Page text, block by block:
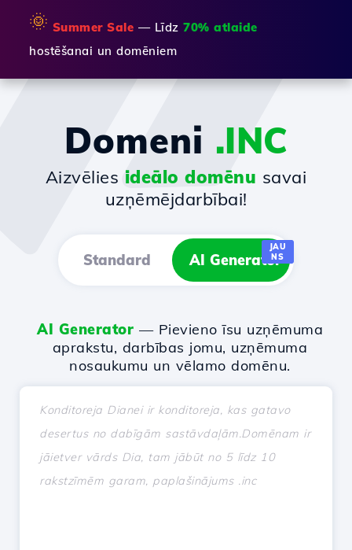
🌞 Summer Sale — Līdz 70% atlaide
hostēšanai un domēniem
Domeni .INC
Aizvēlies ideālo domēnu savai
uzņēmējdarbībai!
Standard AI Generator
JAU
NS
AI Generator — Pievieno īsu uzņēmuma
aprakstu, darbības jomu, uzņēmuma
nosaukumu un vēlamo domēnu.